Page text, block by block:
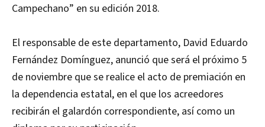
Campechano” en su edición 2018.
El responsable de este departamento, David Eduardo
Fernández Domínguez, anunció que será el próximo 5
de noviembre que se realice el acto de premiación en
la dependencia estatal, en el que los acreedores
recibirán el galardón correspondiente, así como un